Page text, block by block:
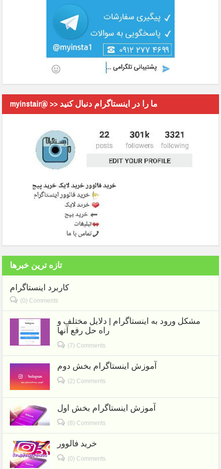
myinstair@ >> ما را در اینستاگرام دنبال کنید
تازه ترین خبرها
کاربرد اینستاگرام
(0) Comments
مشکل ورود به اینستاگرام | دلایل مختلف و
راه حل رفع آنها
(7) Comments
آموزش اینستاگرام بخش دوم
(2) Comments
آموزش اینستاگرام بخش اول
(8) Comments
خرید فالوور
(0) Comments